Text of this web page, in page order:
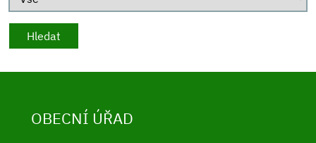
OBECNÍ ÚŘAD